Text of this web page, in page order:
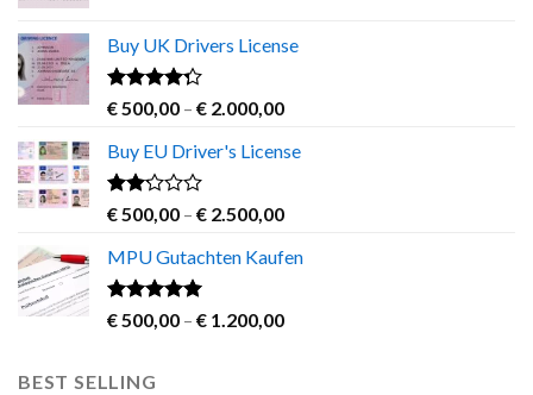
product
page
through
Buy UK Drivers License
Rated
out
of 5
€500,00 – € 2.000,00Price
€ 500,00
€ 2.000,00
Buy EU Driver's License
Rated
out
of 5
€500,00 – € 2.500,00Price
€ 500,00
€ 2.500,00
MPU Gutachten Kaufen
Rated5.00
out of 5
€500,00 – € 1.200,00Price
BEST SELLING